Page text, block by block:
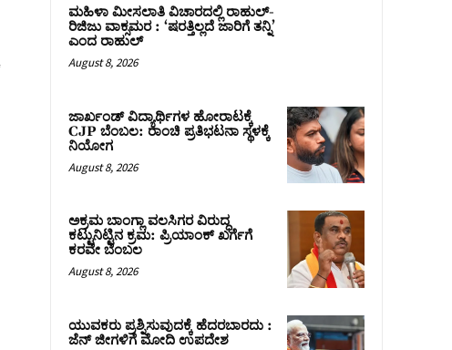
ಮಹಿಳಾ ಮೀಸಲಾತಿ ವಿಚಾರದಲ್ಲಿ ರಾಹುಲ್‌-
ರಿಜಿಜು ವಾಕ್ಸಮರ : ‘ಷರತ್ತಿಲ್ಲದೆ ಜಾರಿಗೆ ತನ್ನಿ’
ಎಂದ ರಾಹುಲ್‌
August 8, 2026
ಜಾರ್ಖಂಡ್‌ ವಿದ್ಯಾರ್ಥಿಗಳ ಹೋರಾಟಕ್ಕೆ
CJP ಬೆಂಬಲ: ರಾಂಚಿ ಪ್ರತಿಭಟನಾ ಸ್ಥಳಕ್ಕೆ
ನಿಯೋಗ
August 8, 2026
ಅಕ್ರಮ ಬಾಂಗ್ಲಾ ವಲಸಿಗರ ವಿರುದ್ಧ
ಕಟ್ಟುನಿಟ್ಟಿನ ಕ್ರಮ: ಪ್ರಿಯಾಂಕ್ ಖರ್ಗೆಗೆ
ಕರವೇ ಬೆಂಬಲ
August 8, 2026
ಯುವಕರು ಪ್ರಶ್ನಿಸುವುದಕ್ಕೆ ಹೆದರಬಾರದು :
ಜೆನ್‌ ಜೀಗಳಿಗೆ ಮೋದಿ ಉಪದೇಶ